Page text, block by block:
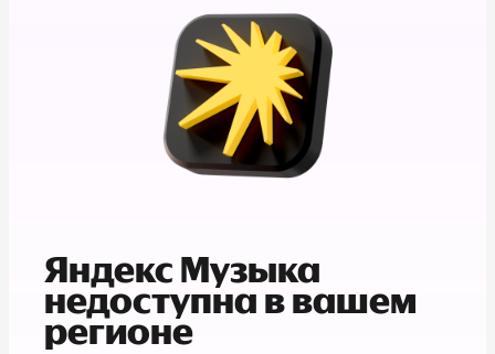
Яндекс Музыка
недоступна в вашем
регионе